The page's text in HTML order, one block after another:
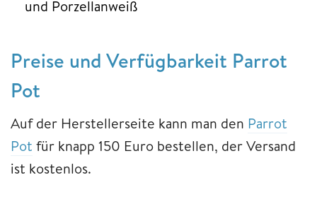
und Porzellanweiß
Preise und Verfügbarkeit Parrot
Pot
Auf der Herstellerseite kann man den Parrot
Pot für knapp 150 Euro bestellen, der Versand
ist kostenlos.